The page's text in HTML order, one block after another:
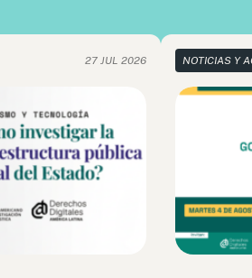
27 JUL 2026 NOTICIAS Y